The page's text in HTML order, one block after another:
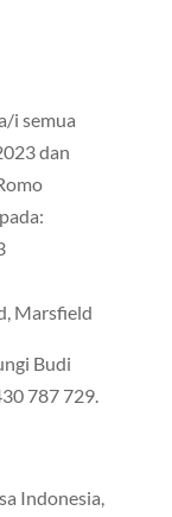
i semua
dan
Marsfield
Budi
787 729.
Indonesia,